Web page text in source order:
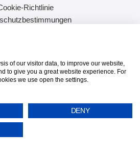
Richtlinie
of our visitor data, to improve our website,
to give you a great website experience. For
we use open the settings.
DENY